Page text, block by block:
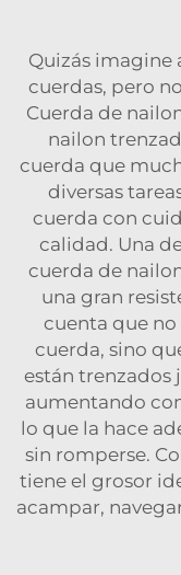
Quizás imagine
cuerdas, pero
Cuerda de
nailon
cuerda que
diversas
cuerda con
calidad. Una
cuerda de
una gran
cuenta que
cuerda, sino
están trenzados
aumentando
lo que la hace
sin romperse.
tiene el grosor
acampar,